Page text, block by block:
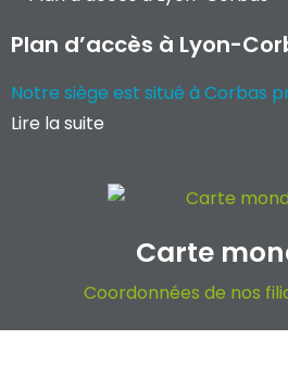
Plan d’accès à Lyon-
Notre siège est situé à Corbas
Lire la suite
Carte
Coordonnées de nos